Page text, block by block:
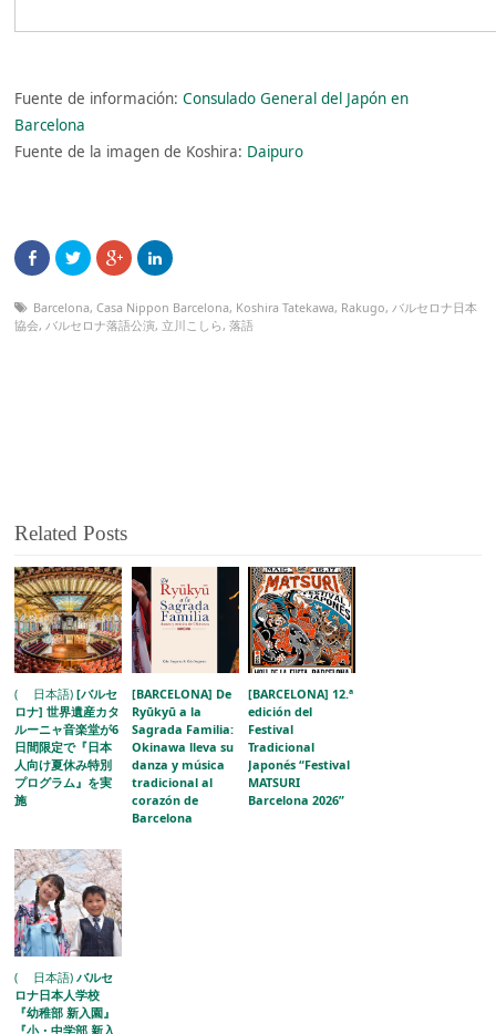
Fuente de información:Consulado General del Japón en
Barcelona
Fuente de la imagen de Koshira: Daipuro
Barcelona,Casa Nippon Barcelona, Koshira Tatekawa, Rakugo, バルセロナ日本
協会, バルセロナ落語公演, 立川こしら ,落語
Related Posts
( 日本語)[バルセ
ロナ] 世界遺産カタ
ルーニャ音楽堂が6
日間限定で『日本
人向け夏休み特別
プログラム』を実
施
[BARCELONA] De
Ryūkyū a la
Sagrada Familia:
Okinawa lleva su
danza y música
tradicional al
corazón de
Barcelona
[BARCELONA] 12.ª
edición del
Festival
Tradicional
Japonés “Festival
MATSURI
Barcelona 2026”
( 日本語)バルセ
ロナ日本人学校
『幼稚部 新入園』
『小・中学部 新入